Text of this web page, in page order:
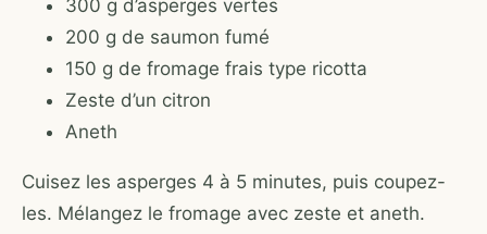
300 g d’asperges vertes
200 g de saumon fumé
150 g de fromage frais type ricotta
Zeste d’un citron
Aneth
Cuisez les asperges 4 à 5 minutes, puis coupez-
les. Mélangez le fromage avec zeste et aneth.